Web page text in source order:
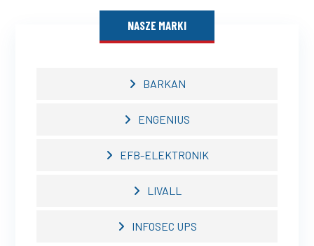
NASZE MARKI
BARKAN
ENGENIUS
EFB-ELEKTRONIK
LIVALL
INFOSEC UPS